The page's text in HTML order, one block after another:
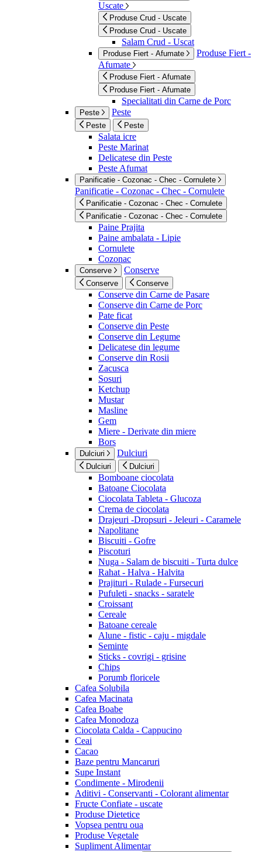
Uscate
Produse Crud - Uscate
Produse Crud - Uscate
Salam Crud - Uscat
Produse Fiert - Afumate
Produse Fiert -
Afumate
Produse Fiert - Afumate
Produse Fiert - Afumate
Specialitati din Carne de Porc
Peste Peste
Peste Peste
Salata icre
Peste Marinat
Delicatese din Peste
Peste Afumat
Panificatie - Cozonac - Chec - Cornulete
Panificatie - Cozonac - Chec - Cornulete
Panificatie - Cozonac - Chec - Cornulete
Panificatie - Cozonac - Chec - Cornulete
Paine Prajita
Paine ambalata - Lipie
Cornulete
Cozonac
Conserve Conserve
Conserve Conserve
Conserve din Carne de Pasare
Conserve din Carne de Porc
Pate ficat
Conserve din Peste
Conserve din Legume
Delicatese din legume
Conserve din Rosii
Zacusca
Sosuri
Ketchup
Mustar
Masline
Gem
Miere - Derivate din miere
Bors
Dulciuri Dulciuri
Dulciuri Dulciuri
Bomboane ciocolata
Batoane Ciocolata
Ciocolata Tableta - Glucoza
Crema de ciocolata
Drajeuri -Dropsuri - Jeleuri - Caramele
Napolitane
Biscuiti - Gofre
Piscoturi
Nuga - Salam de biscuiti - Turta dulce
Rahat - Halva - Halvita
Prajituri - Rulade - Fursecuri
Pufuleti - snacks - saratele
Croissant
Cereale
Batoane cereale
Alune - fistic - caju - migdale
Seminte
Sticks - covrigi - grisine
Chips
Porumb floricele
Cafea Solubila
Cafea Macinata
Cafea Boabe
Cafea Monodoza
Ciocolata Calda - Cappucino
Ceai
Cacao
Baze pentru Mancaruri
Supe Instant
Condimente - Mirodenii
Aditivi - Conservanti - Colorant alimentar
Fructe Confiate - uscate
Produse Dietetice
Vopsea pentru oua
Produse Vegetale
Supliment Alimentar